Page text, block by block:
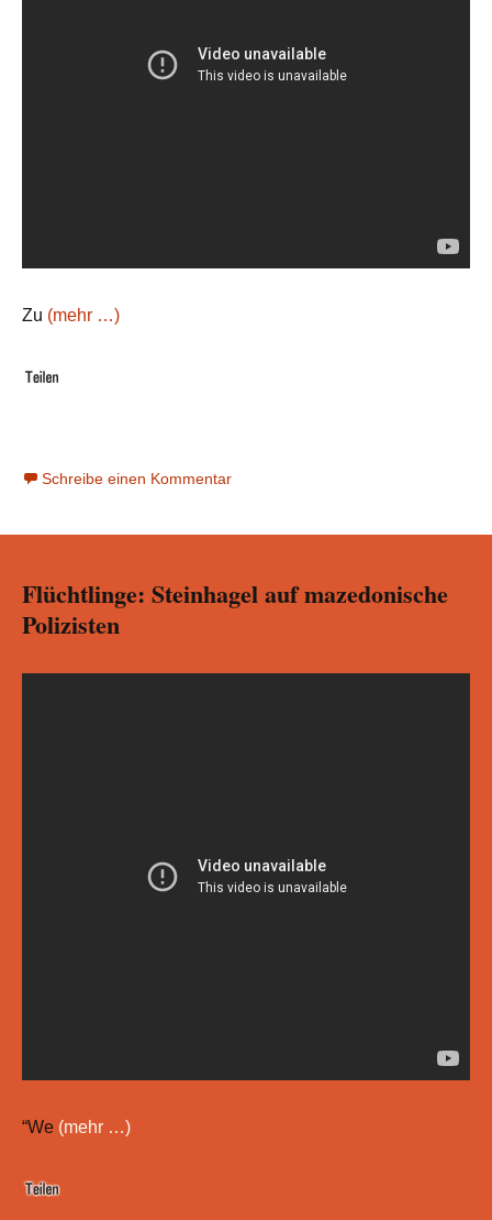
Zu (mehr …)
Schreibe einen Kommentar
Flüchtlinge: Steinhagel auf mazedonische
Polizisten
“We (mehr …)